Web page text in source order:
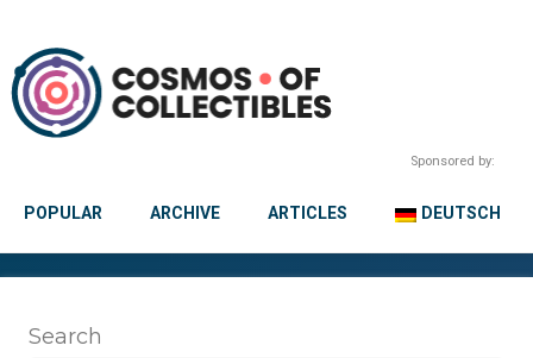
Sponsored by:
POPULAR ARCHIVE ARTICLES DEUTSCH
Search